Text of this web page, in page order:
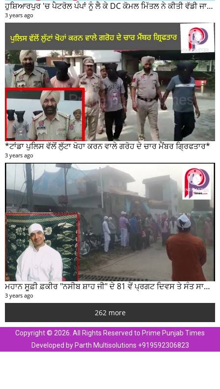
ਹੁਸ਼ਿਆਰਪੁਰ 'ਚ ਪੈਟਰੋਲ ਪੰਪਾਂ ਨੂੰ ਲੈ ਕੇ DC ਕੋਮਲ ਮਿੱਤਲ ਨੇ ਕੀਤੀ ਵੱਡੀ ਜਾਣਕਾਰੀ ਸਾਂਝੀ
3 years ago
*ਟਾਂਡਾ ਪੁਲਿਸ ਵੱਲੋਂ ਲੁੱਟਾ ਖੋਹਾ ਕਰਨ ਵਾਲੇ ਗਰੋਹ ਦੇ ਚਾਰ ਮੈਂਬਰ ਗ੍ਰਿਫਤਾਰ*
3 years ago
ਮਹਾਨ ਸੂਫ਼ੀ ਫ਼ਕੀਰ "ਨਸੀਬ ਸ਼ਾਹ ਜੀ" ਦੇ 81 ਵੇਂ ਪ੍ਰਗਟ ਦਿਵਸ ਤੇ ਸੰਤ ਸਾਹਿਬ ਜੋਤ ਸਿੰਘ ਜੀ ਮਹਾਰਾਜ ਦੇ ਸੁਣੋ ਵਿਚਾਰ
3 years ago
262 more
Copyright © 2026. All Rights Reserved to Prime Punjab Times
Developed by Parth Multisolutions +919592306823